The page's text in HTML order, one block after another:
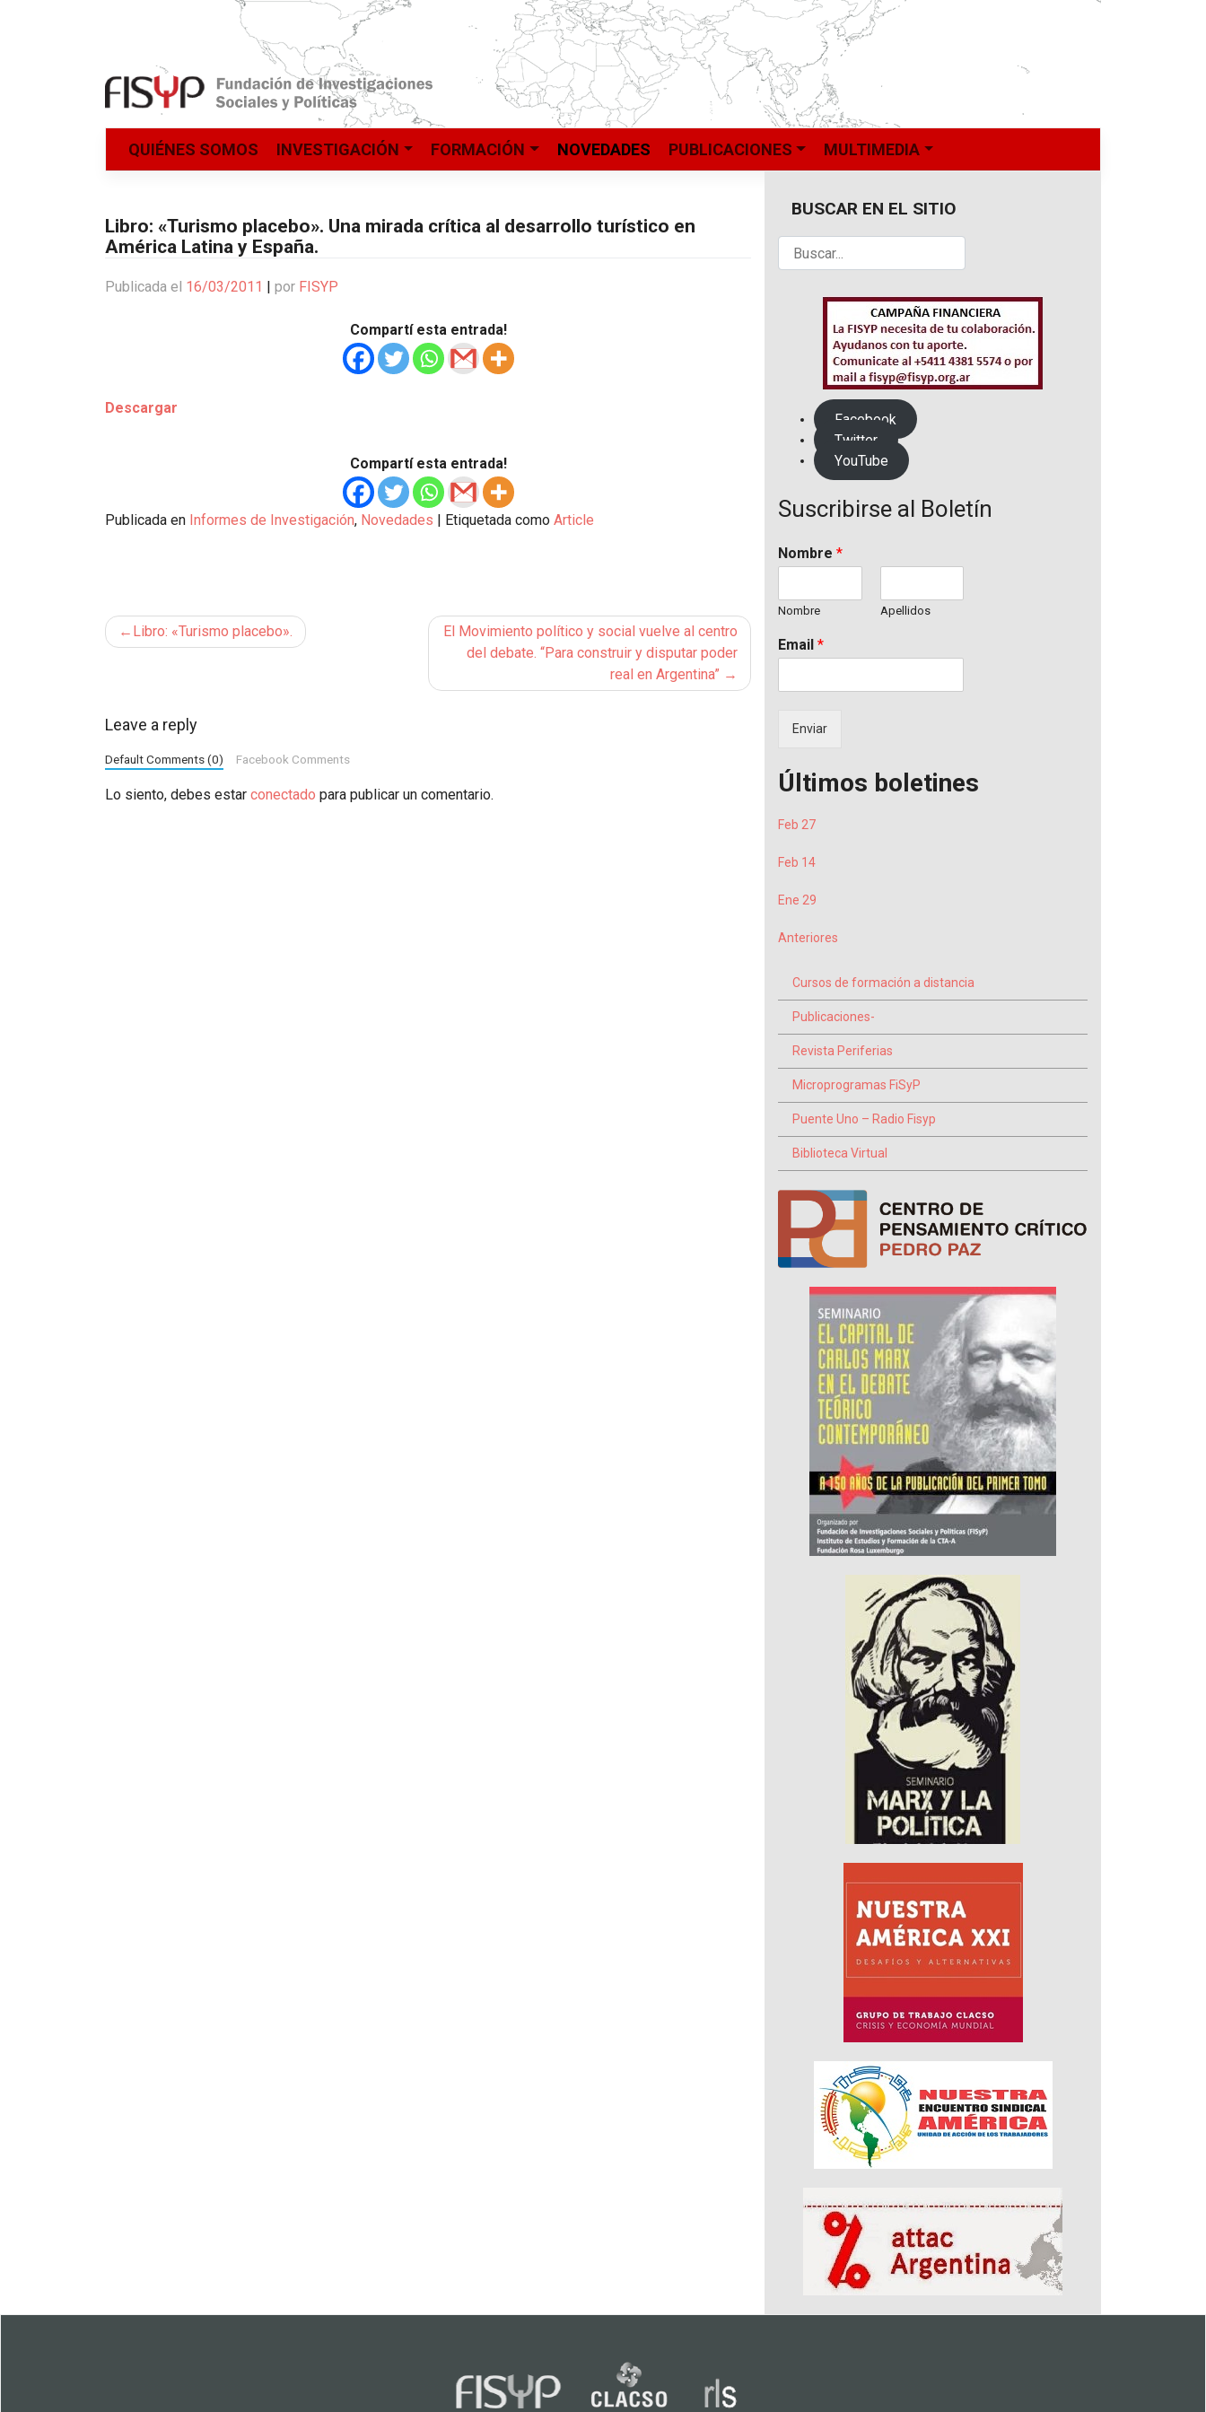
QUIÉNES SOMOS INVESTIGACIÓN FORMACIÓN NOVEDADES PUBLICACIONES MULTIMEDIA
Libro: «Turismo placebo». Una mirada crítica al desarrollo turístico en
América Latina y España.
Publicada el 16/03/2011 | por FISYP
Compartí esta entrada!
Descargar
Compartí esta entrada!
Publicada en Informes de Investigación, Novedades | Etiquetada como Article
Navegación
Libro: «Turismo placebo».
El Movimiento político y social vuelve al centro
del debate. “Para construir y disputar poder
real en Argentina”
Leave a reply
Default Comments (0) Facebook Comments
Lo siento, debes estar conectado para publicar un comentario.
BUSCAR EN EL SITIO
Facebook
Twitter
YouTube
Suscribirse al Boletín
Nombre *
Nombre Apellidos
Email *
Enviar
Últimos boletines
Feb 27
Feb 14
Ene 29
Anteriores
Cursos de formación a distancia
Publicaciones-
Revista Periferias
Microprogramas FiSyP
Puente Uno – Radio Fisyp
Biblioteca Virtual